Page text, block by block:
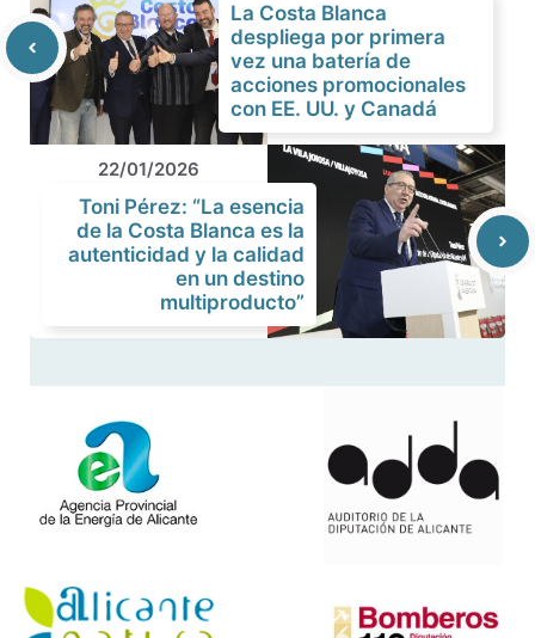
La Costa Blanca
despliega por primera
vez una batería de
acciones promocionales
con EE. UU. y Canadá
22/01/2026
Toni Pérez: “La esencia
de la Costa Blanca es la
autenticidad y la calidad
en un destino
multiproducto”